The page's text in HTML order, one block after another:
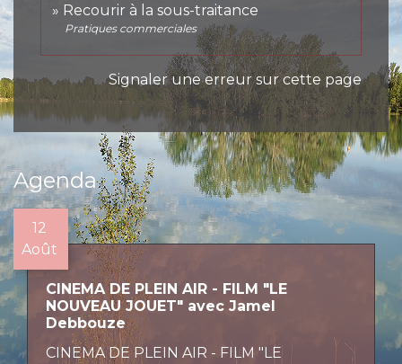
Recourir à la sous-traitance
Pratiques commerciales
Signaler une erreur sur cette page
Agenda
12
Août
CINEMA DE PLEIN AIR - FILM "LE
NOUVEAU JOUET" avec Jamel
Debbouze
CINEMA DE PLEIN AIR - FILM "LE